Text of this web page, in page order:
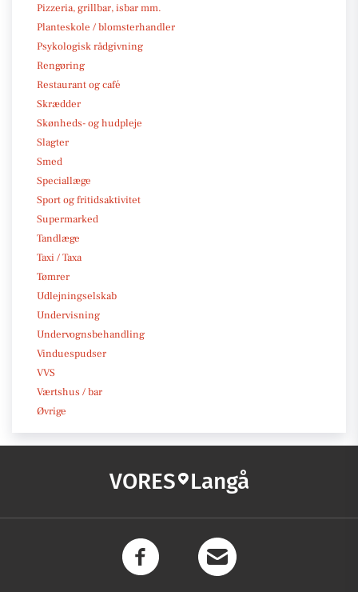
Pizzeria, grillbar, isbar mm.
Planteskole / blomsterhandler
Psykologisk rådgivning
Rengøring
Restaurant og café
Skrædder
Skønheds- og hudpleje
Slagter
Smed
Speciallæge
Sport og fritidsaktivitet
Supermarked
Tandlæge
Taxi / Taxa
Tømrer
Udlejningselskab
Undervisning
Undervognsbehandling
Vinduespudser
VVS
Værtshus / bar
Øvrige
VORES Langå